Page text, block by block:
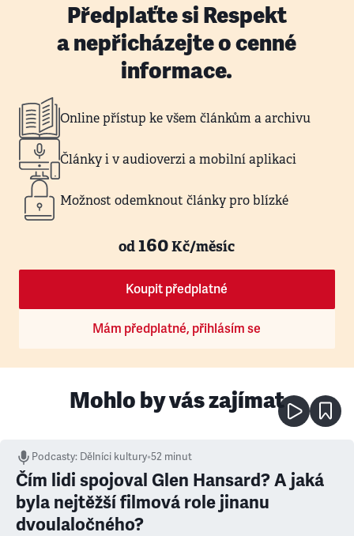
Předplaťte si Respekt
a nepřicházejte o cenné
informace.
Online přístup ke všem článkům a archivu
Články i v audioverzi a mobilní aplikaci
Možnost odemknout články pro blízké
od160Kč/měsíc
Koupit předplatné
Mám předplatné, přihlásím se
Mohlo by vás zajímat
Podcasty: Dělníci kultury•52 minut
Čím lidi spojoval Glen Hansard? A jaká
byla nejtěžší filmová role jinanu
dvoulaločného?